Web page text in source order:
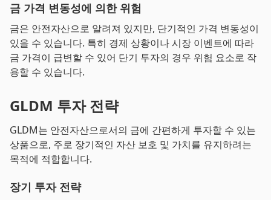
금 가격 변동성에 의한 위험
금은 안전자산으로 알려져 있지만, 단기적인 가격 변동성이
있을 수 있습니다. 특히 경제 상황이나 시장 이벤트에 따라
금 가격이 급변할 수 있어 단기 투자의 경우 위험 요소로 작
용할 수 있습니다.
GLDM 투자 전략
GLDM는 안전자산으로서의 금에 간편하게 투자할 수 있는
상품으로, 주로 장기적인 자산 보호 및 가치를 유지하려는
목적에 적합합니다.
장기 투자 전략